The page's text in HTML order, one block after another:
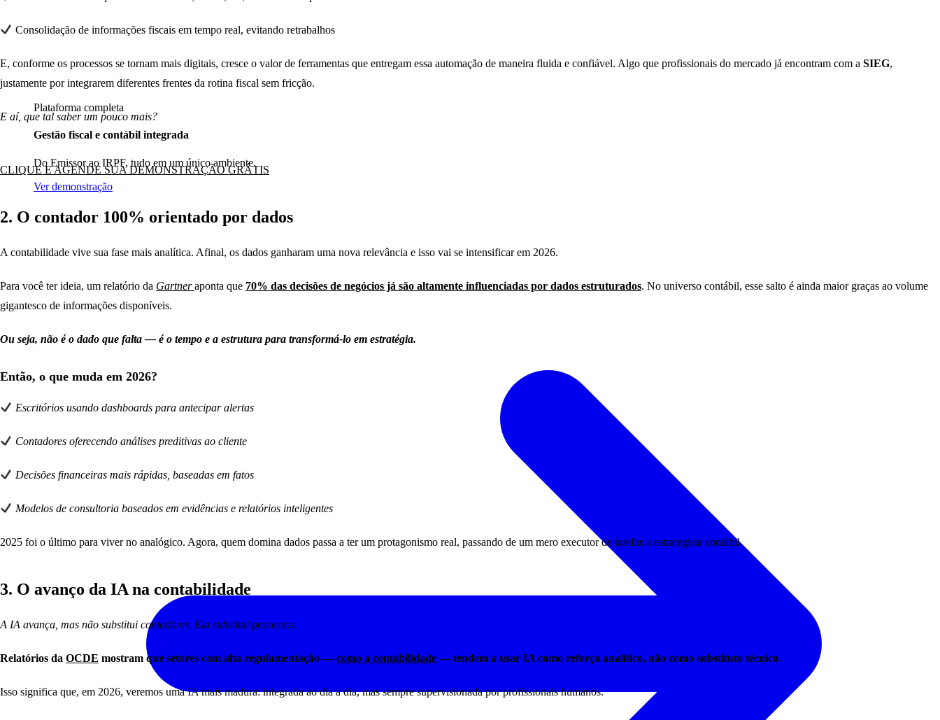
Plataforma completa
Gestão fiscal e contábil integrada
Do Emissor ao IRPF, tudo em um único ambiente.
Ver demonstração
Consolidação de informações fiscais em tempo real, evitando retrabalhos
E, conforme os processos se tornam mais digitais, cresce o valor de ferramentas que entregam essa automação de maneira fluida e confiável. Algo que profissionais do mercado já encontram com a SIEG,
justamente por integrarem diferentes frentes da rotina fiscal sem fricção.
E aí, que tal saber um pouco mais?
CLIQUE E AGENDE SUA DEMONSTRAÇÃO GRÁTIS
2. O contador 100% orientado por dados
A contabilidade vive sua fase mais analítica. Afinal, os dados ganharam uma nova relevância e isso vai se intensificar em 2026.
Para você ter ideia, um relatório da Gartner aponta que 70% das decisões de negócios já são altamente influenciadas por dados estruturados. No universo contábil, esse salto é ainda maior graças ao volume
gigantesco de informações disponíveis.
Ou seja, não é o dado que falta — é o tempo e a estrutura para transformá-lo em estratégia.
Então, o que muda em 2026?
Escritórios usando dashboards para antecipar alertas
Contadores oferecendo análises preditivas ao cliente
Decisões financeiras mais rápidas, baseadas em fatos
Modelos de consultoria baseados em evidências e relatórios inteligentes
2025 foi o último para viver no analógico. Agora, quem domina dados passa a ter um protagonismo real, passando de um mero executor de tarefas a estrategista contábil.
3. O avanço da IA na contabilidade
A IA avança, mas não substitui contadores. Ela substitui processos.
Relatórios da OCDE mostram que setores com alta regulamentação —como a contabilidade— tendem a usar IA como reforço analítico, não como substituto técnico.
Isso significa que, em 2026, veremos uma IA mais madura: integrada ao dia a dia, mas sempre supervisionada por profissionais humanos.